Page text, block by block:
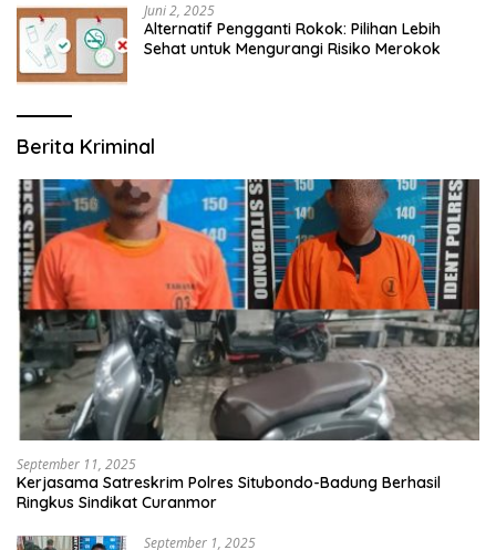
Juni 2, 2025
Alternatif Pengganti Rokok: Pilihan Lebih
Sehat untuk Mengurangi Risiko Merokok
Berita Kriminal
September 11, 2025
Kerjasama Satreskrim Polres Situbondo-Badung Berhasil
Ringkus Sindikat Curanmor
September 1, 2025